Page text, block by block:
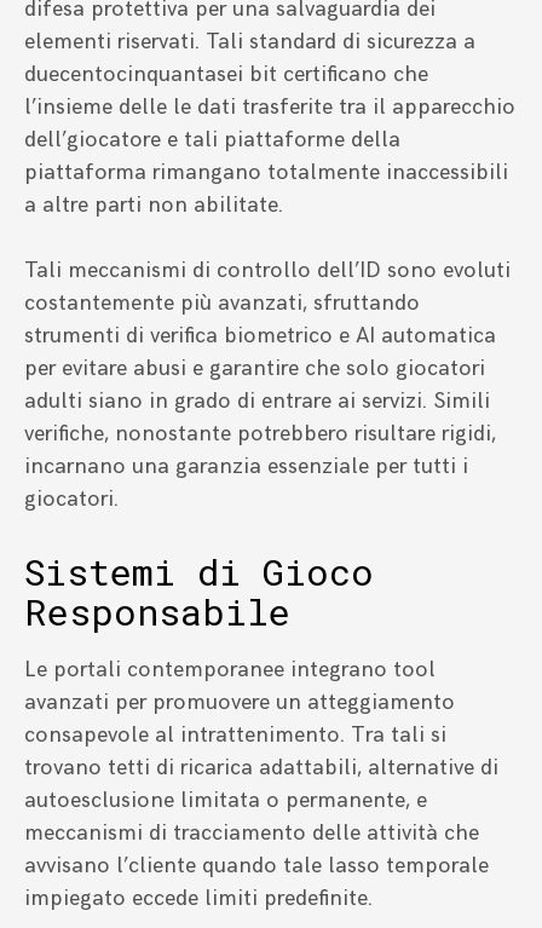
difesa protettiva per una salvaguardia dei
elementi riservati. Tali standard di sicurezza a
duecentocinquantasei bit certificano che
l’insieme delle le dati trasferite tra il apparecchio
dell’giocatore e tali piattaforme della
piattaforma rimangano totalmente inaccessibili
a altre parti non abilitate.
Tali meccanismi di controllo dell’ID sono evoluti
costantemente più avanzati, sfruttando
strumenti di verifica biometrico e AI automatica
per evitare abusi e garantire che solo giocatori
adulti siano in grado di entrare ai servizi. Simili
verifiche, nonostante potrebbero risultare rigidi,
incarnano una garanzia essenziale per tutti i
giocatori.
Sistemi di Gioco
Responsabile
Le portali contemporanee integrano tool
avanzati per promuovere un atteggiamento
consapevole al intrattenimento. Tra tali si
trovano tetti di ricarica adattabili, alternative di
autoesclusione limitata o permanente, e
meccanismi di tracciamento delle attività che
avvisano l’cliente quando tale lasso temporale
impiegato eccede limiti predefinite.